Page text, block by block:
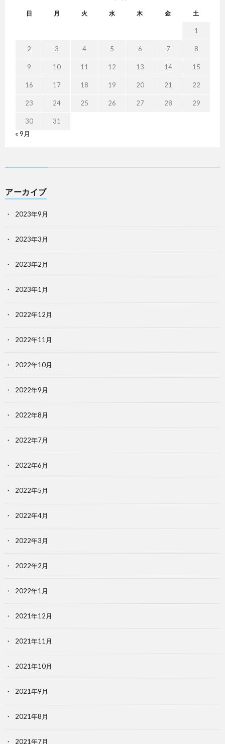
日 月 火 水 木 金 土
1
2 3 4 5 6 7 8
9 10 11 12 13 14 15
16 17 18 19 20 21 22
23 24 25 26 27 28 29
30
31
« 9月
アーカイブ
2023年9月
2023年3月
2023年2月
2023年1月
2022年12月
2022年11月
2022年10月
2022年9月
2022年8月
2022年7月
2022年6月
2022年5月
2022年4月
2022年3月
2022年2月
2022年1月
2021年12月
2021年11月
2021年10月
2021年9月
2021年8月
2021年7月